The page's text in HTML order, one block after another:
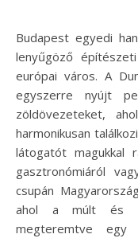
Budapest egyedi hangulatával, gazdag történelmével és
lenyűgöző
európai város. A
egyszerre nyújt
zöldövezeteket,
harmonikusan
látogatót magukkal
gasztronómiáról
csupán
ahol a múlt és a
megteremtve egy